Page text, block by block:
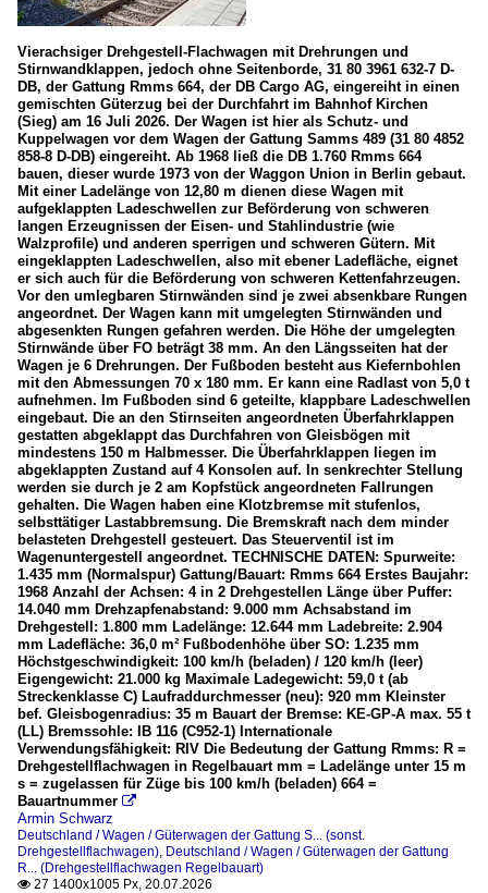
BR 185 (TRAXX F140 AC1)
Güterzüge
Bauzüge
Offene Güterzüge
Rangierbahnhöfe (Rbf)
Herdorf (KSW, ex FGE)
Unternehmen
BBL LOGISTIK GMBH
Captrain Deutschland GmbH
DB Bahnbau Gruppe
DB Cargo AG (ex DB Schenker Rail Deutschland AG)
DB Cargo Logistics GmbH (ex ATG)
Deutsche Edelstahlwerke (DEW)
ERR European Rail Rent GmbH
eurailpool GmbH
GATX Rail Germany GmbH
Innofreight
KAF Falkenhahn Bau AG
LW - LEONHARD WEISS
MANNESMANN Werke
Mercer Holz GmbH
On Rail GmbH
Spitzke SE (Unternehmensgruppe)
TWA - Transwaggon GmbH
Vossloh Logistics GmbH
Vossloh-Rail-Services
Vierachsiger Drehgestell-Flachwagen mit Drehrungen und
Stirnwandklappen, jedoch ohne Seitenborde, 31 80 3961 632-7 D-
DB, der Gattung Rmms 664, der DB Cargo AG, eingereiht in einen
gemischten Güterzug bei der Durchfahrt im Bahnhof Kirchen
(Sieg) am 16 Juli 2026. Der Wagen ist hier als Schutz- und
Kuppelwagen vor dem Wagen der Gattung Samms 489 (31 80 4852
858-8 D-DB) eingereiht. Ab 1968 ließ die DB 1.760 Rmms 664
bauen, dieser wurde 1973 von der Waggon Union in Berlin gebaut.
Mit einer Ladelänge von 12,80 m dienen diese Wagen mit
aufgeklappten Ladeschwellen zur Beförderung von schweren
langen Erzeugnissen der Eisen- und Stahlindustrie (wie
Walzprofile) und anderen sperrigen und schweren Gütern. Mit
eingeklappten Ladeschwellen, also mit ebener Ladefläche, eignet
er sich auch für die Beförderung von schweren Kettenfahrzeugen.
Vor den umlegbaren Stirnwänden sind je zwei absenkbare Rungen
angeordnet. Der Wagen kann mit umgelegten Stirnwänden und
abgesenkten Rungen gefahren werden. Die Höhe der umgelegten
Stirnwände über FO beträgt 38 mm. An den Längsseiten hat der
Wagen je 6 Drehrungen. Der Fußboden besteht aus Kiefernbohlen
mit den Abmessungen 70 x 180 mm. Er kann eine Radlast von 5,0 t
aufnehmen. Im Fußboden sind 6 geteilte, klappbare Ladeschwellen
eingebaut. Die an den Stirnseiten angeordneten Überfahrklappen
gestatten abgeklappt das Durchfahren von Gleisbögen mit
mindestens 150 m Halbmesser. Die Überfahrklappen liegen im
abgeklappten Zustand auf 4 Konsolen auf. In senkrechter Stellung
werden sie durch je 2 am Kopfstück angeordneten Fallrungen
gehalten. Die Wagen haben eine Klotzbremse mit stufenlos,
selbsttätiger Lastabbremsung. Die Bremskraft nach dem minder
belasteten Drehgestell gesteuert. Das Steuerventil ist im
Wagenuntergestell angeordnet. TECHNISCHE DATEN: Spurweite:
1.435 mm (Normalspur) Gattung/Bauart: Rmms 664 Erstes Baujahr:
1968 Anzahl der Achsen: 4 in 2 Drehgestellen Länge über Puffer:
14.040 mm Drehzapfenabstand: 9.000 mm Achsabstand im
Drehgestell: 1.800 mm Ladelänge: 12.644 mm Ladebreite: 2.904
mm Ladefläche: 36,0 m² Fußbodenhöhe über SO: 1.235 mm
Höchstgeschwindigkeit: 100 km/h (beladen) / 120 km/h (leer)
Eigengewicht: 21.000 kg Maximale Ladegewicht: 59,0 t (ab
Streckenklasse C) Laufraddurchmesser (neu): 920 mm Kleinster
bef. Gleisbogenradius: 35 m Bauart der Bremse: KE-GP-A max. 55 t
(LL) Bremssohle: IB 116 (C952-1) Internationale
Verwendungsfähigkeit: RIV Die Bedeutung der Gattung Rmms: R =
Drehgestellflachwagen in Regelbauart mm = Ladelänge unter 15 m
s = zugelassen für Züge bis 100 km/h (beladen) 664 =
Bauartnummer 
Armin Schwarz
Deutschland / Wagen / Güterwagen der Gattung S... (sonst.
Drehgestellflachwagen), Deutschland / Wagen / Güterwagen der Gattung
R... (Drehgestellflachwagen Regelbauart)
 27 1400x1005 Px, 20.07.2026